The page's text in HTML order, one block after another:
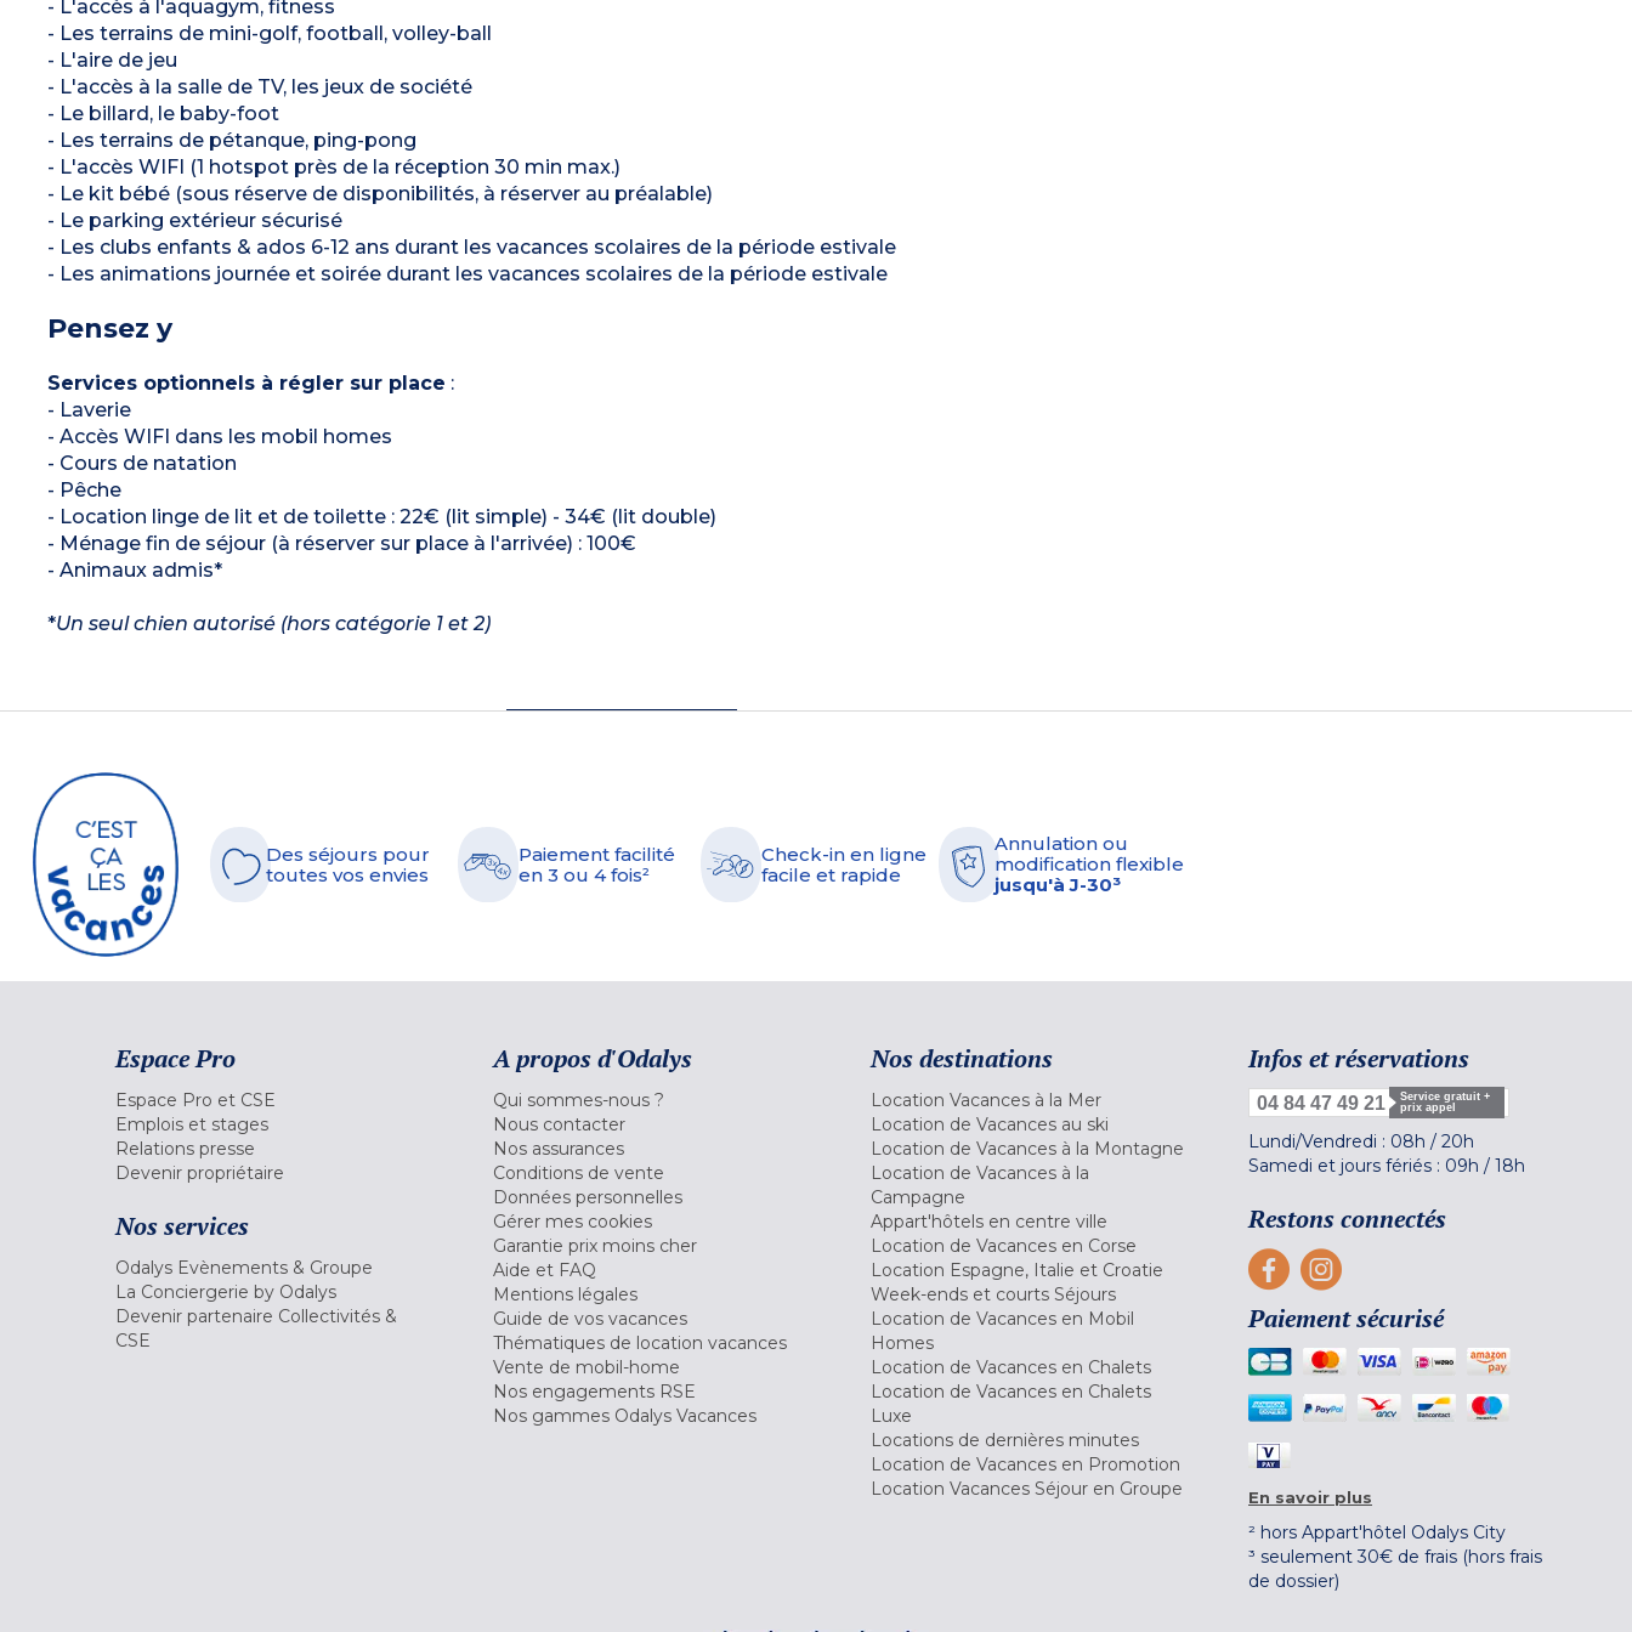
- L'accès à l'aquagym, fitness
- Les terrains de mini-golf, football, volley-ball
- L'aire de jeu
- L'accès à la salle de TV, les jeux de société
- Le billard, le baby-foot
- Les terrains de pétanque, ping-pong
- L'accès WIFI (1 hotspot près de la réception 30 min max.)
- Le kit bébé (sous réserve de disponibilités, à réserver au préalable)
- Le parking extérieur sécurisé
- Les clubs enfants & ados 6-12 ans durant les vacances scolaires de la période estivale
- Les animations journée et soirée durant les vacances scolaires de la période estivale
Pensez y
Services optionnels à régler sur place :
- Laverie
- Accès WIFI dans les mobil homes
- Cours de natation
- Pêche
- Location linge de lit et de toilette : 22€ (lit simple) - 34€ (lit double)
- Ménage fin de séjour (à réserver sur place à l'arrivée) : 100€
- Animaux admis*
*Un seul chien autorisé (hors catégorie 1 et 2)
Des séjours pour
toutes vos envies
Paiement facilité
en 3 ou 4 fois²
Check-in en ligne
facile et rapide
Annulation ou
modification flexible
jusqu'à J-30³
Espace Pro
Espace Pro et CSE
Emplois et stages
Relations presse
Devenir propriétaire
Nos services
Odalys Evènements & Groupe
La Conciergerie by Odalys
Devenir partenaire Collectivités &
CSE
A propos d'Odalys
Qui sommes-nous ?
Nous contacter
Nos assurances
Conditions de vente
Données personnelles
Gérer mes cookies
Garantie prix moins cher
Aide et FAQ
Mentions légales
Guide de vos vacances
Thématiques de location vacances
Vente de mobil-home
Nos engagements RSE
Nos gammes Odalys Vacances
Nos destinations
Location Vacances à la Mer
Location de Vacances au ski
Location de Vacances à la Montagne
Location de Vacances à la
Campagne
Appart'hôtels en centre ville
Location de Vacances en Corse
Location Espagne, Italie et Croatie
Week-ends et courts Séjours
Location de Vacances en Mobil
Homes
Location de Vacances en Chalets
Location de Vacances en Chalets
Luxe
Locations de dernières minutes
Location de Vacances en Promotion
Location Vacances Séjour en Groupe
Infos et réservations
04 84 47 49 21
Service gratuit +
prix appel
Lundi/Vendredi : 08h / 20h
Samedi et jours fériés : 09h / 18h
Restons connectés
Paiement sécurisé
En savoir plus
² hors Appart'hôtel Odalys City
³ seulement 30€ de frais (hors frais
de dossier)